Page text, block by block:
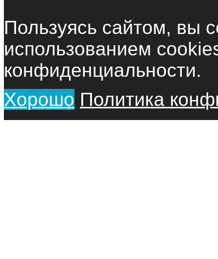
Пользуясь сайтом, вы
использованием
конфиденциальности.
Хорошо Политика